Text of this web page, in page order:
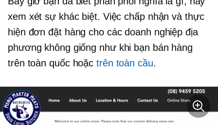
xem xét sự khác biệt. Việc chấp nhận và thực
hiện đơn đặt hàng cho các doanh nghiệp địa
phương không giống như khi bạn bán hàng
trên toàn quốc hoặc trên toàn cầu.